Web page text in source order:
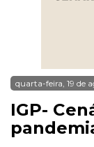
quarta-feira, 19 de
IGP-